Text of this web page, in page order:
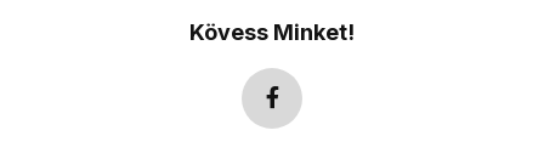
Kövess Minket!